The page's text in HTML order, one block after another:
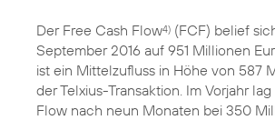
Der Free Cash Flow4) (FCF) belief
September 2016 auf 951 Millionen
ist ein Mittelzufluss in Höhe von 587
der Telxius-Transaktion. Im Vorjahr
Flow nach neun Monaten bei 350